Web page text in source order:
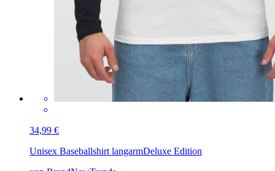
34,99 €
Unisex Baseballshirt langarmDeluxe Edition